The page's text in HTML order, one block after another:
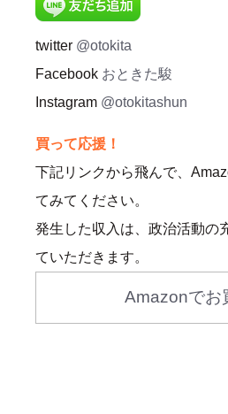
twitter @otokita
Facebook おときた駿
Instagram @otokitashun
買って応援！
下記リンクから飛んで、
てみてください。
発生した収入は、政治活動の
ていただきます。
Amazonでお